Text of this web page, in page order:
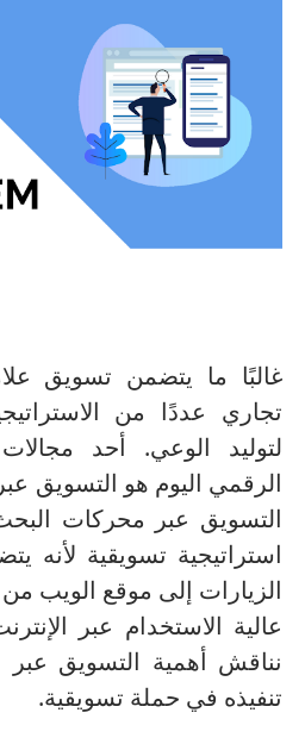
غالبًا ما يتضمن تسويق
تجاري عددًا من
لتوليد الوعي. أحد
الرقمي اليوم هو التسويق
التسويق عبر محركات
استراتيجية تسويقية لأنه
الزيارات إلى موقع الويب
عالية الاستخدام عبر
نناقش أهمية التسويق
تنفيذه في حملة تسويقية.